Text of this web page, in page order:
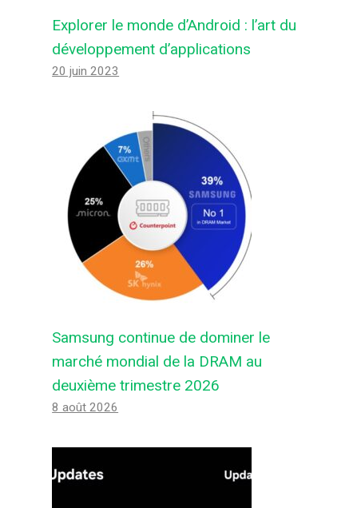
Explorer le monde d’Android : l’art du
développement d’applications
20 juin 2023
Samsung continue de dominer le
marché mondial de la DRAM au
deuxième trimestre 2026
8 août 2026